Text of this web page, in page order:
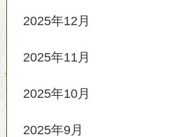
2025年12月
2025年11月
2025年10月
2025年9月